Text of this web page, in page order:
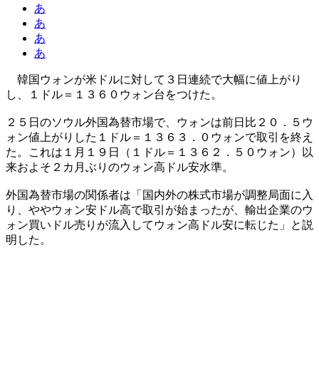
あ
あ
あ
あ
韓国ウォンが米ドルに対して３日連続で大幅に値上がり
し、１ドル＝１３６０ウォン台をつけた。
２５日のソウル外国為替市場で、ウォンは前日比２０．５ウ
ォン値上がりした１ドル＝１３６３．０ウォンで取引を終え
た。これは１月１９日（１ドル＝１３６２．５０ウォン）以
来およそ２カ月ぶりのウォン高ドル安水準。
外国為替市場の関係者は「国内外の株式市場が調整局面に入
り、ややウォン安ドル高で取引が始まったが、輸出企業のウ
ォン買いドル売りが流入してウォン高ドル安に転じた」と説
明した。